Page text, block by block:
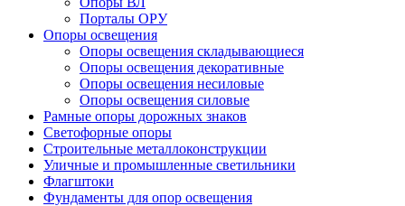
Порталы ОРУ
Опоры освещения
Опоры освещения cкладывающиеся
Опоры освещения декоративные
Опоры освещения несиловые
Опоры освещения силовые
Рамные опоры дорожных знаков
Светофорные опоры
Строительные металлоконструкции
Уличные и промышленные светильники
Флагштоки
Фундаменты для опор освещения